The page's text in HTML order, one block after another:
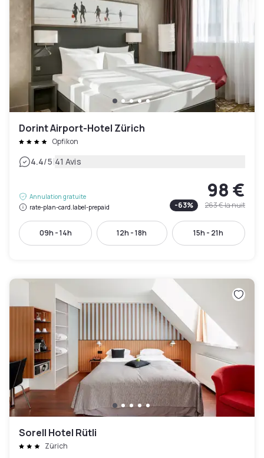
Dorint Airport-Hotel Zürich
Opfikon
4.4/5|41 Avis
Annulation gratuite
rate-plan-card.label-prepaid
98 €
-63% 263 €la nuit
09h - 14h 12h - 18h 15h - 21h
Sorell Hotel Rütli
Zürich